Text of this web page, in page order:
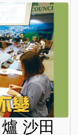
沙田